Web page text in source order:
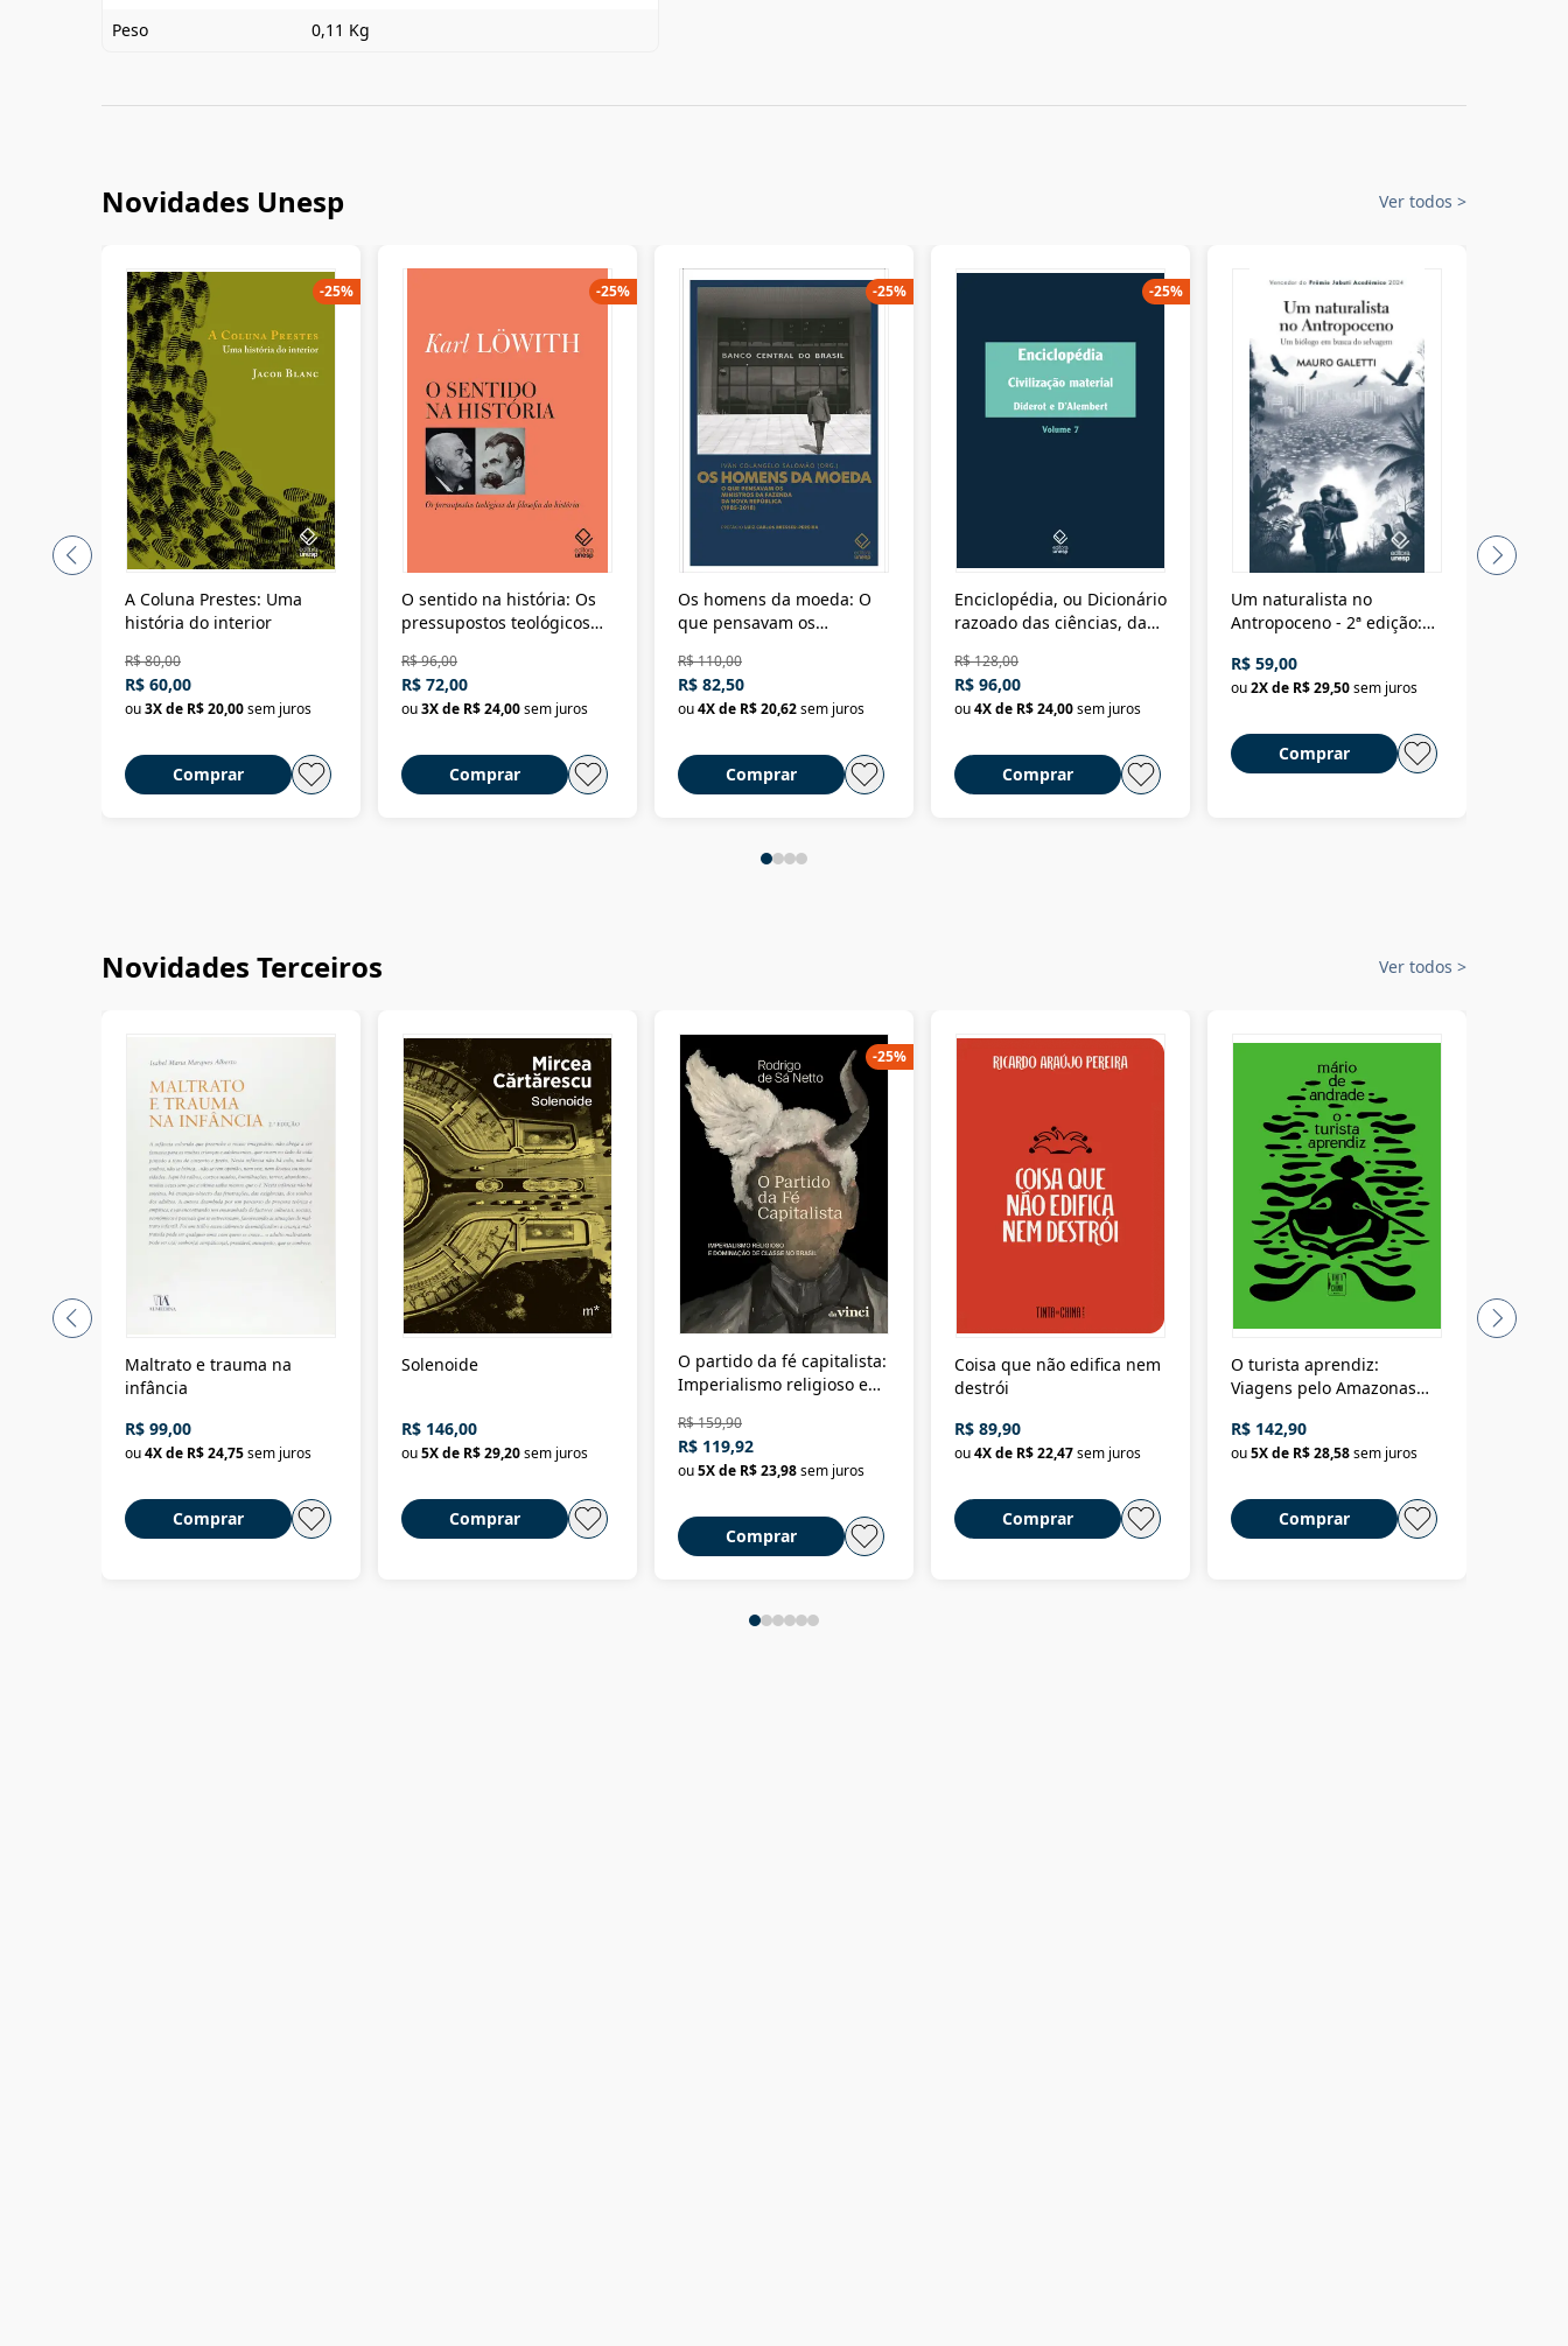
Peso
0,11 Kg
Novidades Unesp Ver todos >
A Coluna Prestes: Uma
história do interior
R$ 80,00
R$ 60,00
ou3X de R$ 20,00sem juros
Comprar
-25%
O sentido na história: Os
pressupostos teológicos
R$ 96,00
R$ 72,00
ou3X de R$ 24,00sem juros
Comprar
-25%
Os homens da moeda: O
que pensavam os
Nova República (1985-
2018)
R$ 110,00
R$ 82,50
ou4X de R$ 20,62sem juros
Comprar
-25%
Enciclopédia, ou Dicionário
razoado das ciências, das
Civilização material
R$ 128,00
R$ 96,00
ou4X de R$ 24,00sem juros
Comprar
-25%
Um naturalista no
Antropoceno - 2ª edição:
selvagem
R$ 59,00
ou2X de R$ 29,50sem juros
Comprar
Novidades Terceiros Ver todos >
Maltrato e trauma na
infância
R$ 99,00
ou4X de R$ 24,75sem juros
Comprar
Solenoide
R$ 146,00
ou5X de R$ 29,20sem juros
Comprar
O partido da fé capitalista:
Imperialismo religioso e
Brasil
R$ 159,90
R$ 119,92
ou5X de R$ 23,98sem juros
Comprar
-25%
Coisa que não edifica nem
destrói
R$ 89,90
ou4X de R$ 22,47sem juros
Comprar
O turista aprendiz:
Viagens pelo Amazonas
até a Bolívia e por Marajó
até dizer chega
R$ 142,90
ou5X de R$ 28,58sem juros
Comprar